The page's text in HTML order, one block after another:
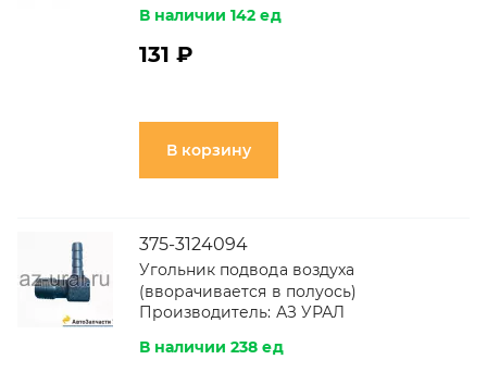
В наличии 142 ед
131 ₽
В корзину
375-3124094
Угольник подвода воздуха
(вворачивается в полуось)
Производитель: АЗ УРАЛ
В наличии 238 ед